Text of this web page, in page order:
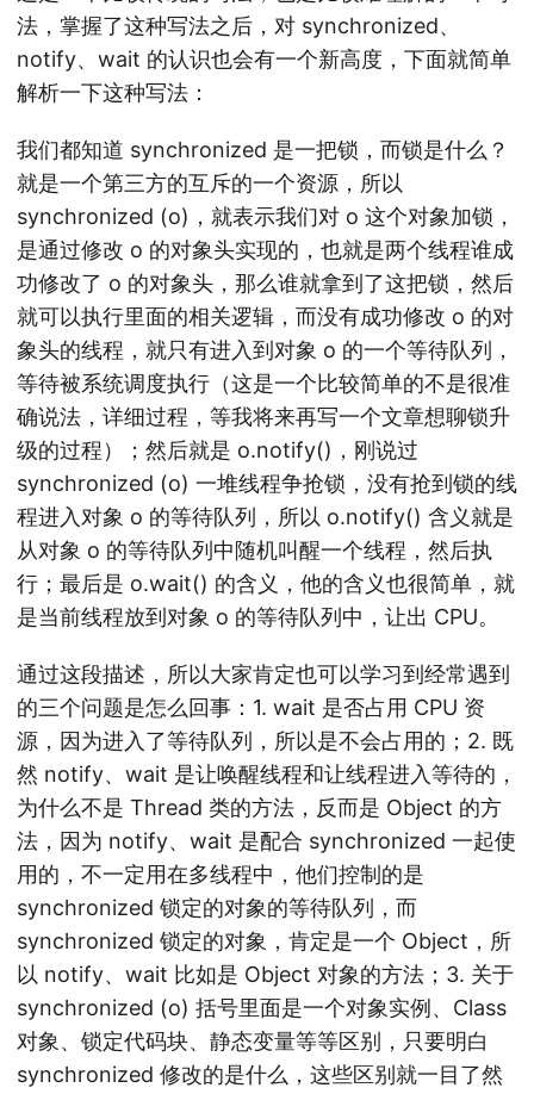
法，掌握了这种写法之后，对 synchronized、
notify、wait 的认识也会有一个新高度，下面就简单
解析一下这种写法：
我们都知道 synchronized 是一把锁，而锁是什么？
就是一个第三方的互斥的一个资源，所以
synchronized (o)，就表示我们对 o 这个对象加锁，
是通过修改 o 的对象头实现的，也就是两个线程谁成
功修改了 o 的对象头，那么谁就拿到了这把锁，然后
就可以执行里面的相关逻辑，而没有成功修改 o 的对
象头的线程，就只有进入到对象 o 的一个等待队列，
等待被系统调度执行（这是一个比较简单的不是很准
确说法，详细过程，等我将来再写一个文章想聊锁升
级的过程）；然后就是 o.notify()，刚说过
synchronized (o) 一堆线程争抢锁，没有抢到锁的线
程进入对象 o 的等待队列，所以 o.notify() 含义就是
从对象 o 的等待队列中随机叫醒一个线程，然后执
行；最后是 o.wait() 的含义，他的含义也很简单，就
是当前线程放到对象 o 的等待队列中，让出 CPU。
通过这段描述，所以大家肯定也可以学习到经常遇到
的三个问题是怎么回事：1. wait 是否占用 CPU 资
源，因为进入了等待队列，所以是不会占用的；2. 既
然 notify、wait 是让唤醒线程和让线程进入等待的，
为什么不是 Thread 类的方法，反而是 Object 的方
法，因为 notify、wait 是配合 synchronized 一起使
用的，不一定用在多线程中，他们控制的是
synchronized 锁定的对象的等待队列，而
synchronized 锁定的对象，肯定是一个 Object，所
以 notify、wait 比如是 Object 对象的方法；3. 关于
synchronized (o) 括号里面是一个对象实例、Class
对象、锁定代码块、静态变量等等区别，只要明白
synchronized 修改的是什么，这些区别就一目了然